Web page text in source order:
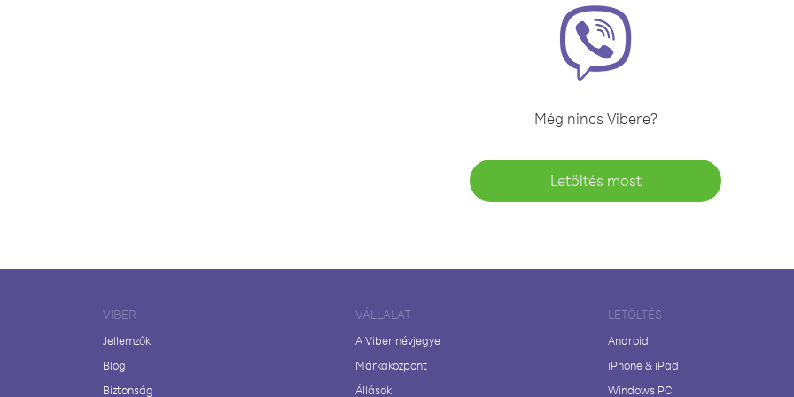
Még nincs Vibere?
Letöltés most
VIBER
Jellemzők
Blog
Biztonság
VÁLLALAT
A Viber névjegye
Márkaközpont
Állások
LETÖLTÉS
Android
iPhone & iPad
Windows PC